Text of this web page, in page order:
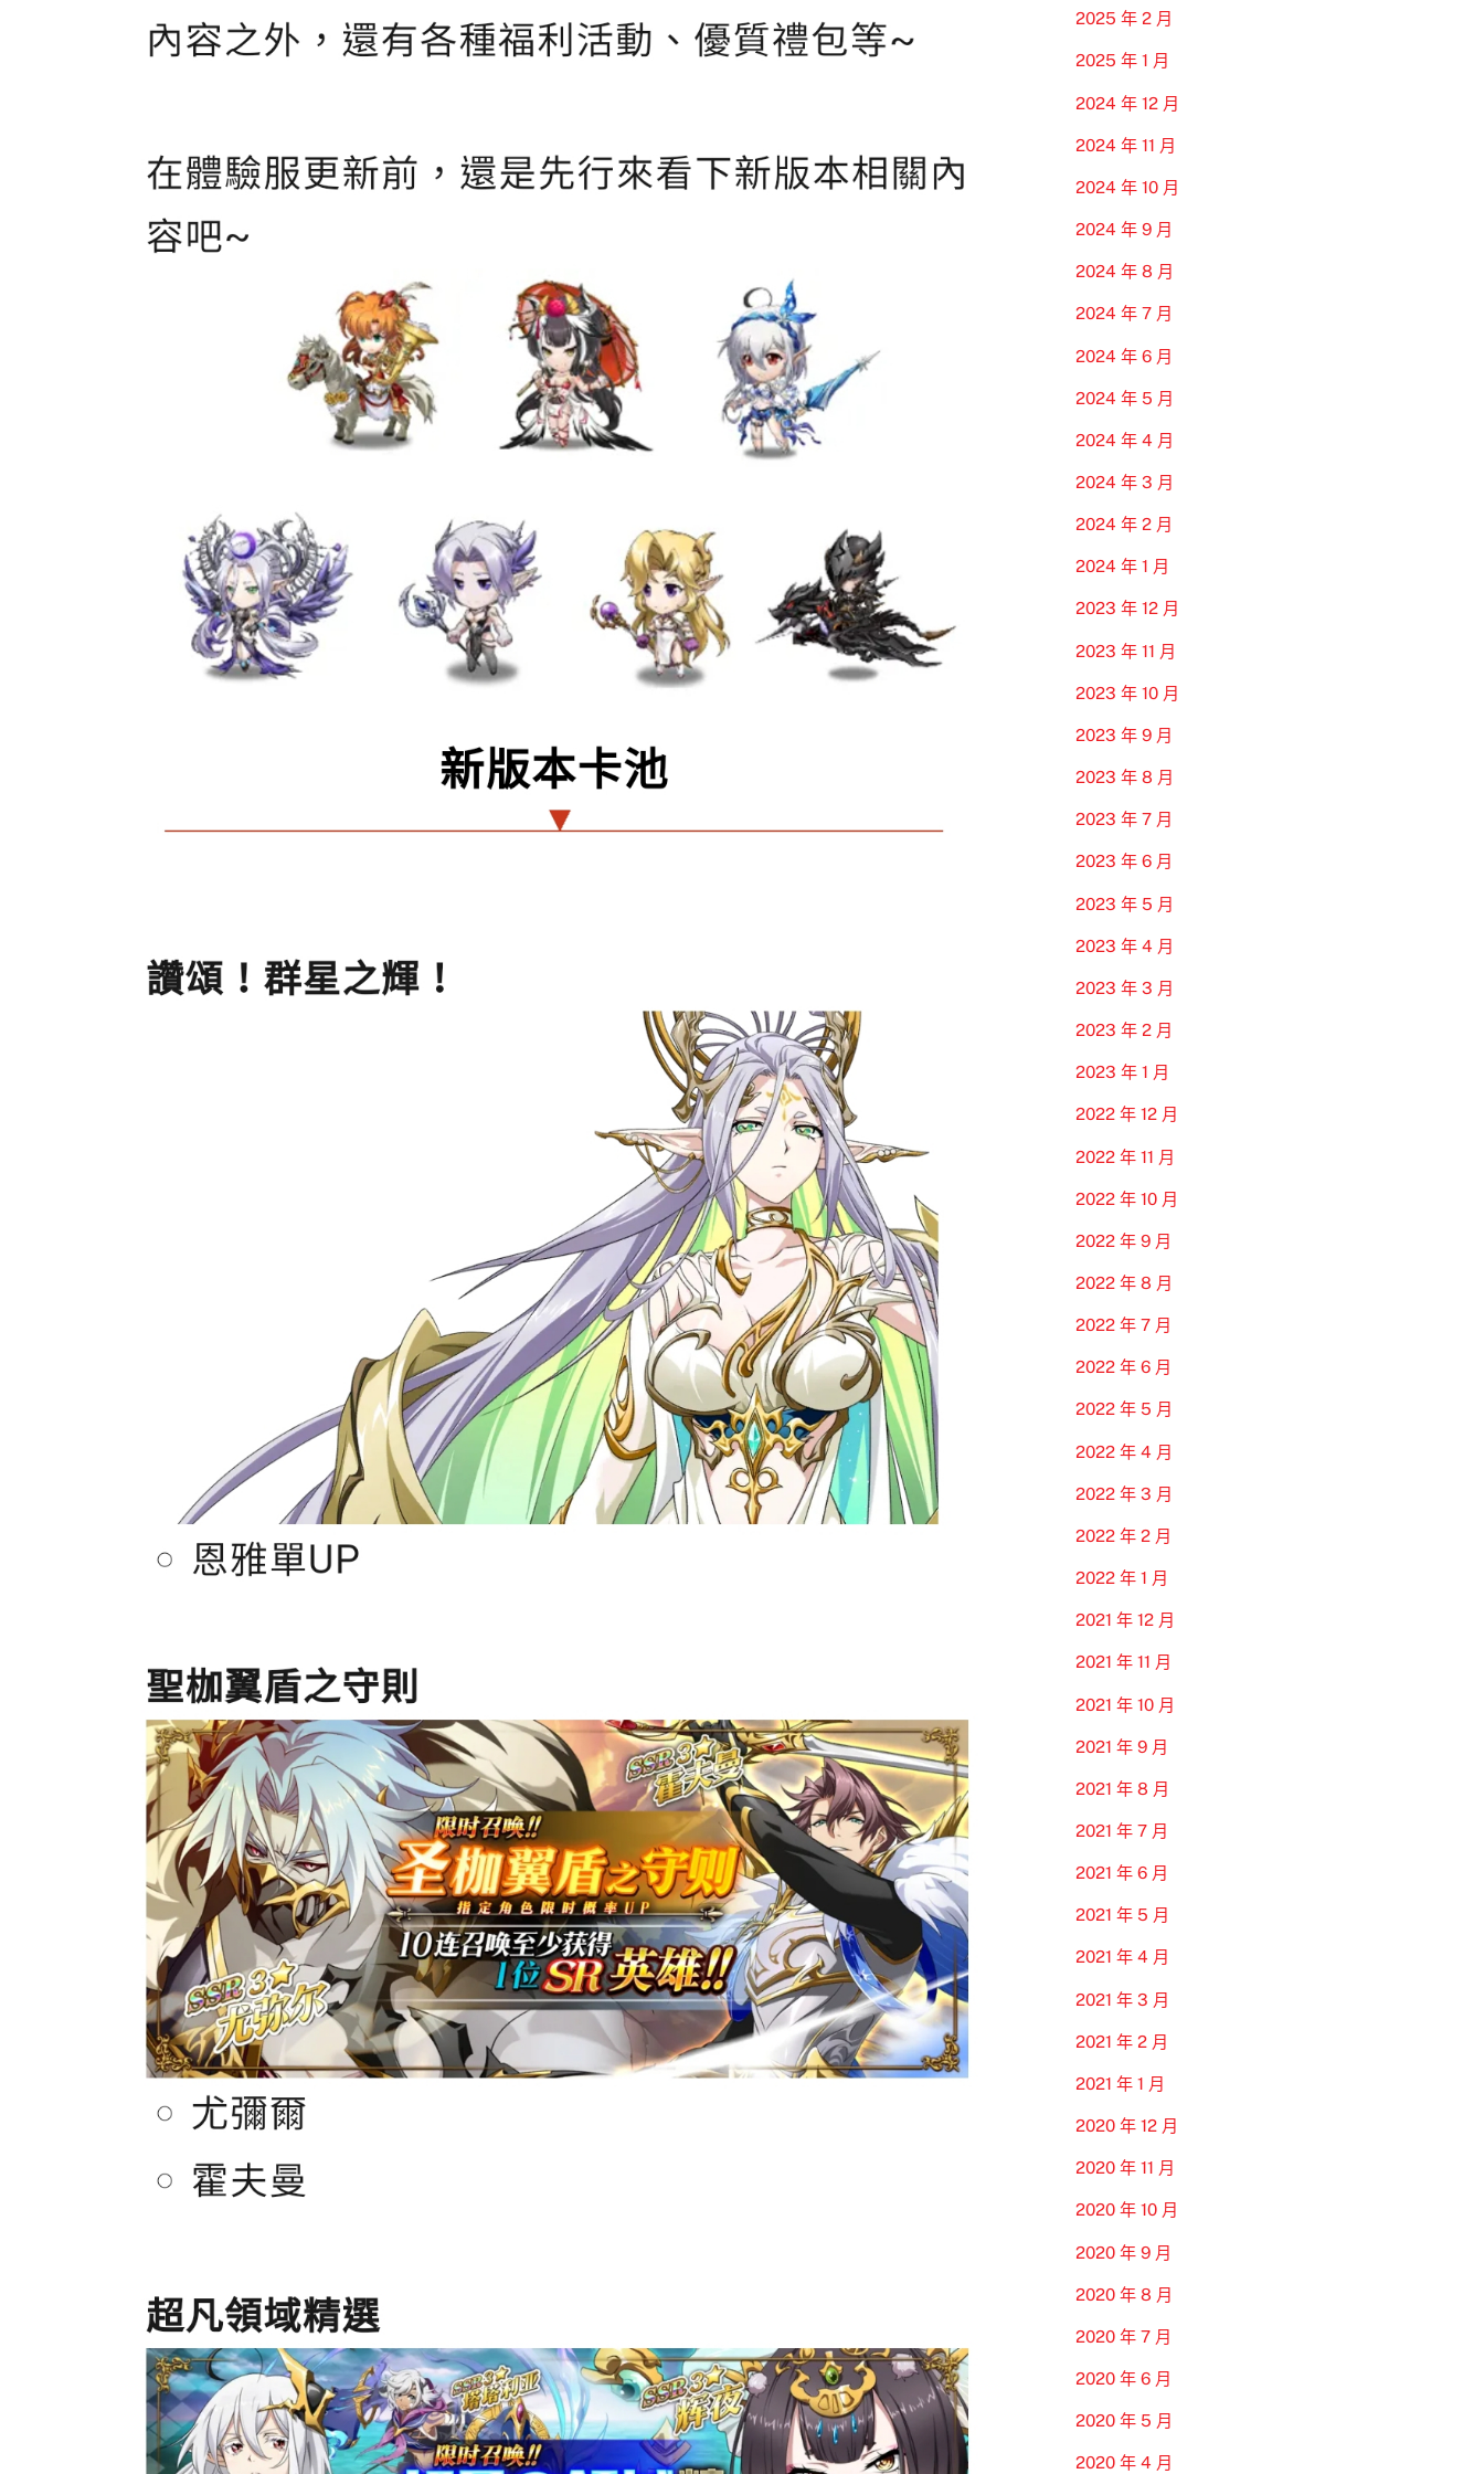
2025 年 2 月
2025 年 1 月
2024 年 12 月
2024 年 11 月
2024 年 10 月
2024 年 9 月
2024 年 8 月
2024 年 7 月
2024 年 6 月
2024 年 5 月
2024 年 4 月
2024 年 3 月
2024 年 2 月
2024 年 1 月
2023 年 12 月
2023 年 11 月
2023 年 10 月
2023 年 9 月
2023 年 8 月
2023 年 7 月
2023 年 6 月
2023 年 5 月
2023 年 4 月
2023 年 3 月
2023 年 2 月
2023 年 1 月
2022 年 12 月
2022 年 11 月
2022 年 10 月
2022 年 9 月
2022 年 8 月
2022 年 7 月
2022 年 6 月
2022 年 5 月
2022 年 4 月
2022 年 3 月
2022 年 2 月
2022 年 1 月
2021 年 12 月
2021 年 11 月
2021 年 10 月
2021 年 9 月
2021 年 8 月
2021 年 7 月
2021 年 6 月
2021 年 5 月
2021 年 4 月
2021 年 3 月
2021 年 2 月
2021 年 1 月
2020 年 12 月
2020 年 11 月
2020 年 10 月
2020 年 9 月
2020 年 8 月
2020 年 7 月
2020 年 6 月
2020 年 5 月
2020 年 4 月